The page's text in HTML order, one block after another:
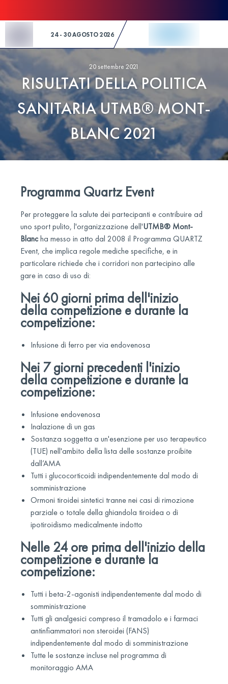
24 - 30 AGOSTO 2026
20 settembre 2021
RISULTATI DELLA POLITICA
SANITARIA UTMB® MONT-
BLANC 2021
Programma Quartz Event
Per proteggere la salute dei partecipanti e contribuire ad
uno sport pulito, l'organizzazione dell'UTMB® Mont-
Blancha messo in atto dal 2008 il Programma QUARTZ
Event, che implica regole mediche specifiche, e in
particolare richiede che i corridori non partecipino alle
gare in caso di uso di:
Nei 60 giorni prima dell'inizio
della competizione e durante la
competizione:
Infusione di ferro per via endovenosa
Nei 7 giorni precedenti l'inizio
della competizione e durante la
competizione:
Infusione endovenosa
Inalazione di un gas
Sostanza soggetta a un'esenzione per uso terapeutico
(TUE) nell'ambito della lista delle sostanze proibite
dall’AMA
Tutti i glucocorticoidi indipendentemente dal modo di
somministrazione
Ormoni tiroidei sintetici tranne nei casi di rimozione
parziale o totale della ghiandola tiroidea o di
ipotiroidismo medicalmente indotto
Nelle 24 ore prima dell'inizio della
competizione e durante la
competizione:
Tutti i beta-2-agonisti indipendentemente dal modo di
somministrazione
Tutti gli analgesici compreso il tramadolo e i farmaci
antinfiammatori non steroidei (FANS)
indipendentemente dal modo di somministrazione
Tutte le sostanze incluse nel programma di
monitoraggio AMA